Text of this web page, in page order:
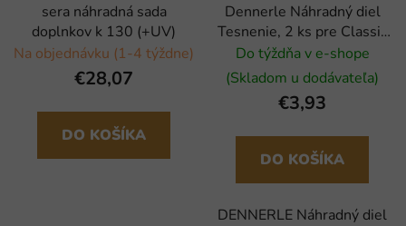
sera náhradná sada
doplnkov k 130 (+UV)
Na objednávku (1-4 týždne)
€28,07
DO KOŠÍKA
Dennerle Náhradný diel
Tesnenie, 2 ks pre Classic
Line redukčný ventil
Do týždňa v e-shope
(Skladom u dodávateľa)
€3,93
DO KOŠÍKA
DENNERLE Náhradný diel